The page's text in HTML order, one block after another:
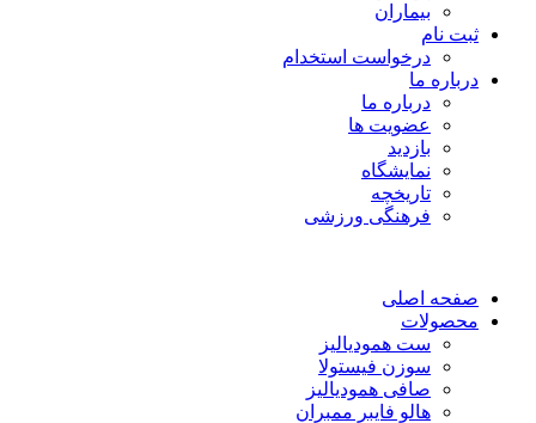
بيماران
ثبت نام
درخواست استخدام
درباره ما
درباره ما
عضویت ها
بازدید
نمایشگاه
تاريخچه
فرهنگی ورزشی
صفحه اصلی
محصولات
ست همودیالیز
سوزن فیستولا
صافی همودیالیز
هالو فایبر ممبران